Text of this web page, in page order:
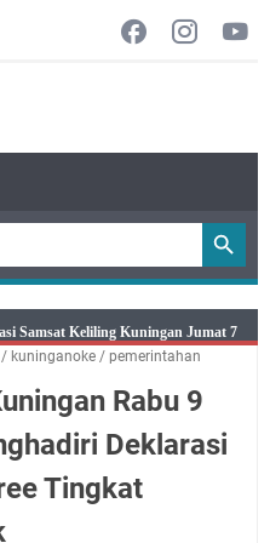
2026 Mobil SIM Keliling Ada di
8 Agustus 2026: Jika Keberkahan
Memiliki Sekarung Penuh Uang
itu Bukan Cuma Kewajiban, Tapi
/ kuninganoke / pemerintahan
Rabu 9
Deklarasi
Tingkat